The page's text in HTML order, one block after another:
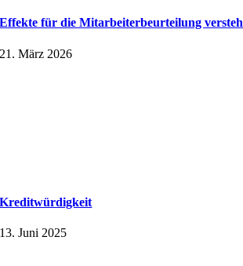
Effekte für die Mitarbeiter­beurteilung
21. März 2026
Kreditwürdigkeit
13. Juni 2025